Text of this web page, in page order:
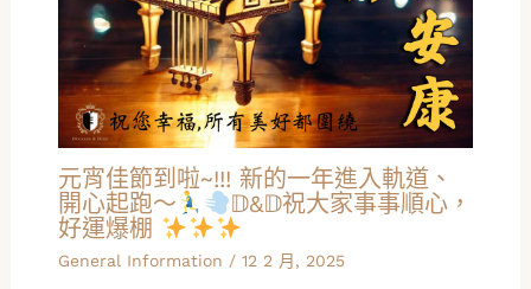
元宵佳節到啦~!!! 新的一年進入軌道、
開心起跑～
𝔻&𝔻祝大家事事順心，
好運爆棚
General Information / 12 2 月, 2025